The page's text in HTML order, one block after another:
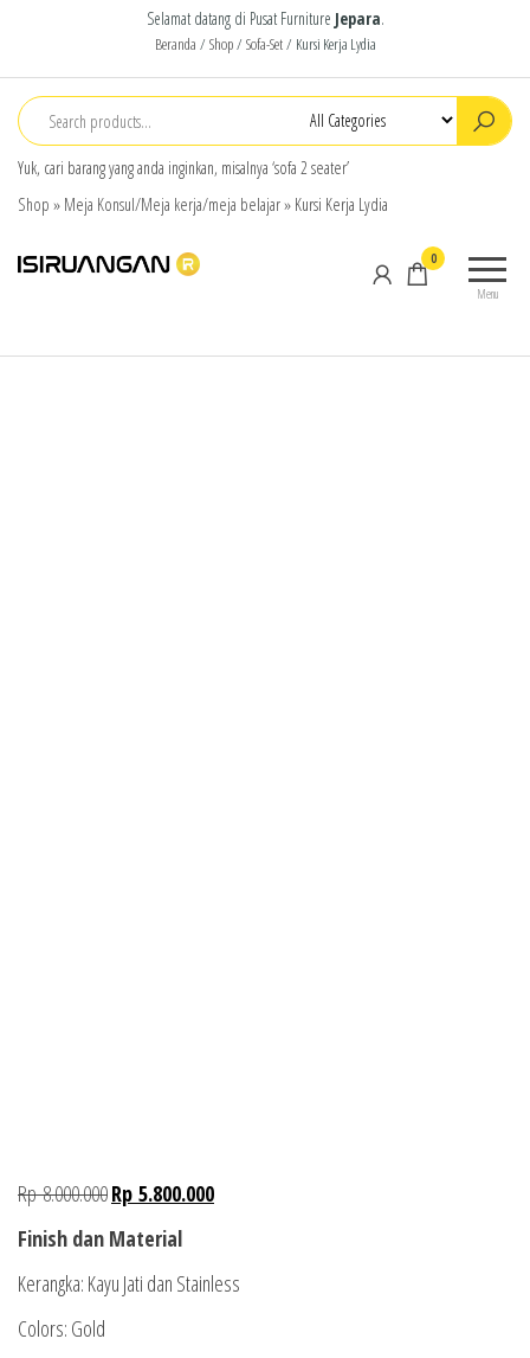
Selamat datang di Pusat Furniture Jepara.
Beranda / Shop/ Sofa-Set/ Kursi Kerja Lydia
Yuk, cari barang yang anda inginkan, misalnya ‘sofa 2 seater’
Shop » Meja Konsul/Meja kerja/meja belajar» Kursi Kerja Lydia
products
Menu
0
Rp8.000.000Rp 5.800.000
Finish dan Material
Kerangka: Kayu Jati dan Stainless
Colors: Gold